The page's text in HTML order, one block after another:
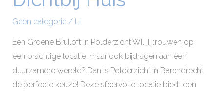
Geen categorie/ Li
Een Groene Bruiloft in Polderzicht Wil jij trouwen op
een prachtige locatie, maar ook bijdragen aan een
duurzamere wereld? Dan is Polderzicht in Barendrecht
de perfecte keuze! Deze sfeervolle locatie biedt een
Dichtbij
Huis